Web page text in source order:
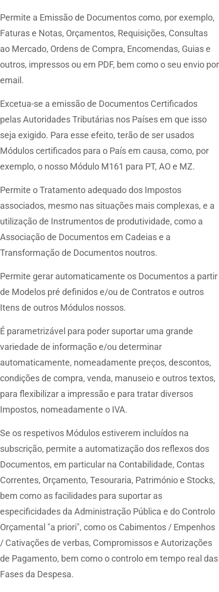
Permite a Emissão de Documentos como, por exemplo,
Faturas e Notas, Orçamentos, Requisições, Consultas
ao Mercado, Ordens de Compra, Encomendas, Guias e
outros, impressos ou em PDF, bem como o seu envio por
email.
Excetua-se a emissão de Documentos Certificados
pelas Autoridades Tributárias nos Países em que isso
seja exigido. Para esse efeito, terão de ser usados
Módulos certificados para o País em causa, como, por
exemplo, o nosso Módulo M161 para PT, AO e MZ.
Permite o Tratamento adequado dos Impostos
associados, mesmo nas situações mais complexas, e a
utilização de Instrumentos de produtividade, como a
Associação de Documentos em Cadeias e a
Transformação de Documentos noutros.
Permite gerar automaticamente os Documentos a partir
de Modelos pré definidos e/ou de Contratos e outros
Itens de outros Módulos nossos.
É parametrizável para poder suportar uma grande
variedade de informação e/ou determinar
automaticamente, nomeadamente preços, descontos,
condições de compra, venda, manuseio e outros textos,
para flexibilizar a impressão e para tratar diversos
Impostos, nomeadamente o IVA.
Se os respetivos Módulos estiverem incluídos na
subscrição, permite a automatização dos reflexos dos
Documentos, em particular na Contabilidade, Contas
Correntes, Orçamento, Tesouraria, Património e Stocks,
bem como as facilidades para suportar as
especificidades da Administração Pública e do Controlo
Orçamental "a priori", como os Cabimentos / Empenhos
/ Cativações de verbas, Compromissos e Autorizações
de Pagamento, bem como o controlo em tempo real das
Fases da Despesa.